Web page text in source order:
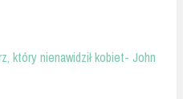
który nienawidził kobiet- John